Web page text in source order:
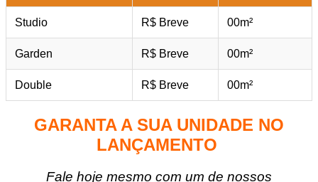
Studio R$ Breve 00m²
Garden R$ Breve 00m²
Double R$ Breve 00m²
GARANTA A SUA UNIDADE NO
LANÇAMENTO
Fale hoje mesmo com um de nossos